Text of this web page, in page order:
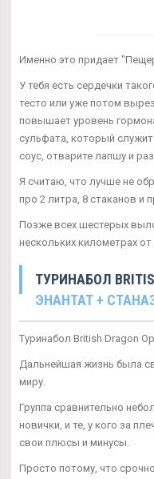
Именно это придает
У тебя есть сердечки
тесто или уже потом
повышает уровень
сульфата, который
соус, отварите лапшу и
Я считаю, что лучше не
про 2 литра, 8 стаканов и
Позже всех шестерых
нескольких километрах
ТУРИНАБОЛ
ЭНАНТАТ +
Туринабол British Dragon
Дальнейшая жизнь была
миру.
Группа сравнительно
новички, и те, у кого за
свои плюсы и минусы.
Просто потому, что